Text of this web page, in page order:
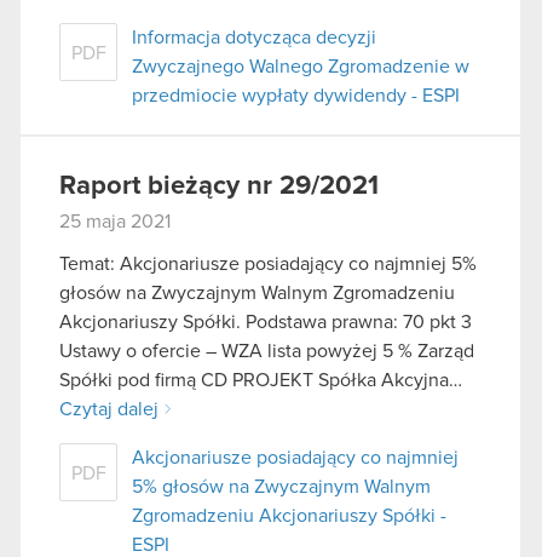
PDF
Informacja dotycząca decyzji
Zwyczajnego Walnego Zgromadzenie w
przedmiocie wypłaty dywidendy - ESPI
Raport bieżący nr 29/2021
25 maja 2021
Temat: Akcjonariusze posiadający co najmniej 5%
głosów na Zwyczajnym Walnym Zgromadzeniu
Akcjonariuszy Spółki. Podstawa prawna: 70 pkt 3
Ustawy o ofercie – WZA lista powyżej 5 % Zarząd
Spółki pod firmą CD PROJEKT Spółka Akcyjna…
Czytaj dalej
PDF
Akcjonariusze posiadający co najmniej
5% głosów na Zwyczajnym Walnym
Zgromadzeniu Akcjonariuszy Spółki -
ESPI